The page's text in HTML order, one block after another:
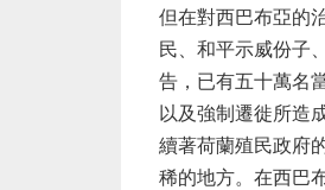
但在對西巴布亞的
民、和平示威份子
告，已有五十萬名
以及強制遷徙所造
續著荷蘭殖民政府
稀的地方。在西巴